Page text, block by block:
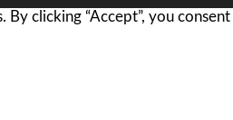
clicking “Accept”, you